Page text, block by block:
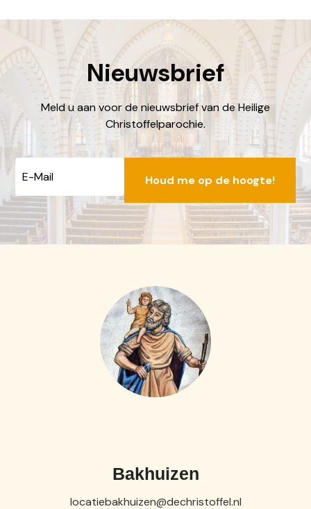
Nieuwsbrief
Meld u aan voor de nieuwsbrief van de Heilige
Christoffelparochie.
Bakhuizen
locatiebakhuizen@dechristoffel.nl